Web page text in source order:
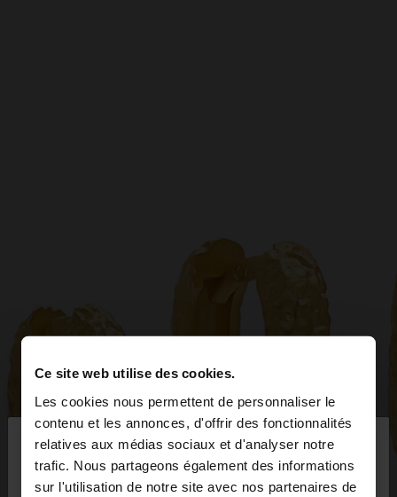
Ce site web utilise des cookies.
Les cookies nous permettent de personnaliser le
contenu et les annonces, d'offrir des fonctionnalités
relatives aux médias sociaux et d'analyser notre
trafic. Nous partageons également des informations
sur l'utilisation de notre site avec nos partenaires de
bonjour ×
Vous accédez au site depuis Suisse. Voulez-vous